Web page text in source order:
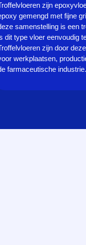
zijn
gemengd met fijne
samenstelling is een
dit type vloer eenvoudig
zijn door
werkplaatsen,
farmaceutische industrie.